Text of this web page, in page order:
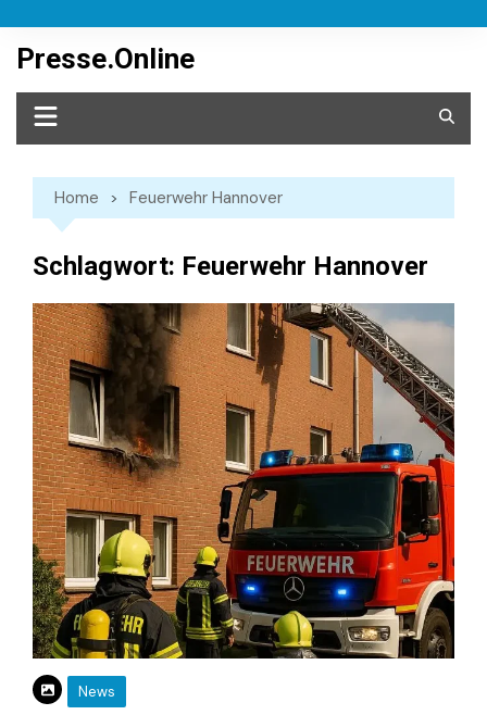
content
Presse.Online
Home Feuerwehr Hannover
Schlagwort: Feuerwehr Hannover
News